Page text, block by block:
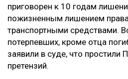
приговорен к 10 годам
пожизненным лишением
транспортными средствами.
потерпевших, кроме отца
заявили в суде, что простили
претензий.